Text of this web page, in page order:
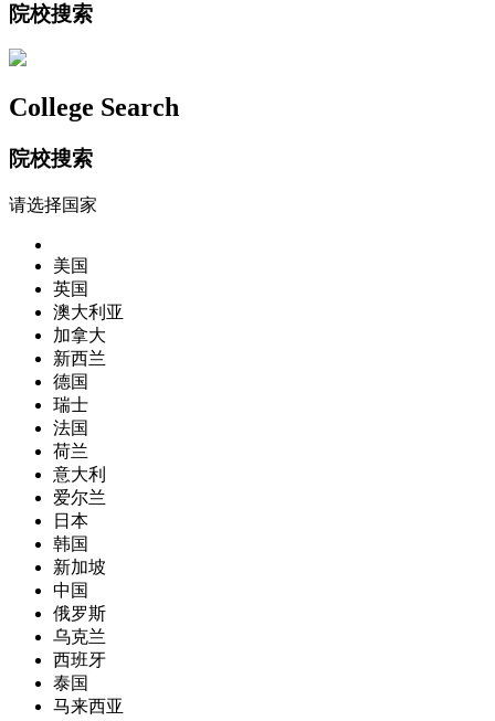
院校搜索
College Search
院校搜索
请选择国家
美国
英国
澳大利亚
加拿大
新西兰
德国
瑞士
法国
荷兰
意大利
爱尔兰
日本
韩国
新加坡
中国
俄罗斯
乌克兰
西班牙
泰国
马来西亚